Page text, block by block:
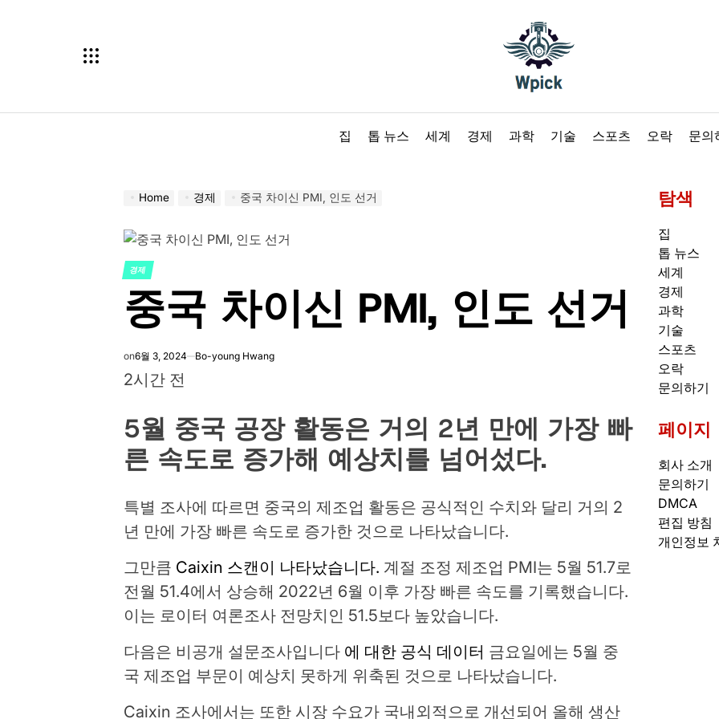
집
톱 뉴스 세계 경제 과학 기술 스포츠 오락 문의
Home 경제 중국 차이신 PMI, 인도 선거
POSTED
IN
경제
중국 차이신 PMI, 인도 선거
on6월 3, 2024 Bo-young Hwang
2시간 전
5월 중국 공장 활동은 거의 2년 만에 가장 빠
른 속도로 증가해 예상치를 넘어섰다.
특별 조사에 따르면 중국의 제조업 활동은 공식적인 수치와 달리 거의 2
년 만에 가장 빠른 속도로 증가한 것으로 나타났습니다.
그만큼 Caixin 스캔이 나타났습니다. 계절 조정 제조업 PMI는 5월 51.7로
전월 51.4에서 상승해 2022년 6월 이후 가장 빠른 속도를 기록했습니다.
이는 로이터 여론조사 전망치인 51.5보다 높았습니다.
다음은 비공개 설문조사입니다 에 대한 공식 데이터 금요일에는 5월 중
국 제조업 부문이 예상치 못하게 위축된 것으로 나타났습니다.
Caixin 조사에서는 또한 시장 수요가 국내외적으로 개선되어 올해 생산
탐색
집
톱 뉴스
세계
경제
과학
기술
스포츠
오락
문의하기
페이지
회사 소개
문의하기
DMCA
편집 방침
개인정보